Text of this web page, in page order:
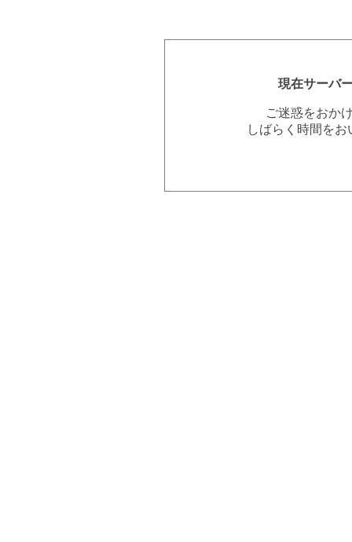
現在サーバ
ご迷惑をおか
しばらく時間を